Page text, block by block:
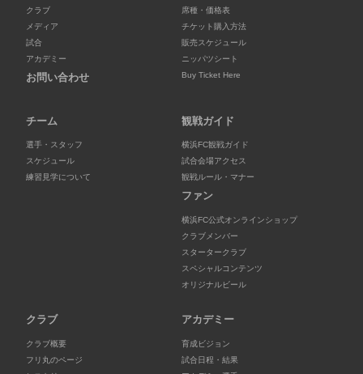
クラブ
メディア
試合
アカデミー
お問い合わせ
席種・価格表
チケット購入方法
販売スケジュール
ニッパツシート
Buy Ticket Here
チーム
選手・スタッフ
スケジュール
練習見学について
観戦ガイド
横浜FC観戦ガイド
試合会場アクセス
観戦ルール・マナー
ファン
横浜FC公式オンラインショップ
クラブメンバー
スタータークラブ
スペシャルコンテンツ
オリジナルビール
クラブ
クラブ概要
フリ丸のページ
アカデミー
育成ビジョン
試合日程・結果